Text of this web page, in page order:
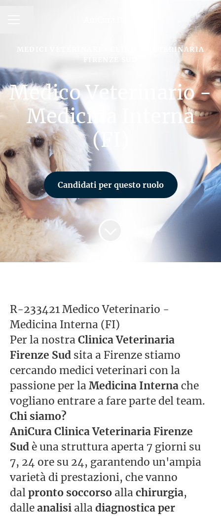
CLINICA VETERINARIA
Medico Veterinario -
Medicina Interna
(FI)
Candidati per questo ruolo
R-233421 Medico Veterinario -
Medicina Interna (FI)
Per la nostraClinica Veterinaria
Firenze Sud sita a Firenze stiamo
cercando medici veterinari con la
passione per laMedicina Internache
vogliano entrare a fare parte del team.
Chi siamo?
AniCura Clinica Veterinaria Firenze
Sud è una struttura aperta 7 giorni su
7, 24 ore su 24, garantendo un'ampia
varietà di prestazioni, che vanno
dalpronto soccorso allachirurgia,
dalleanalisi alladiagnostica per